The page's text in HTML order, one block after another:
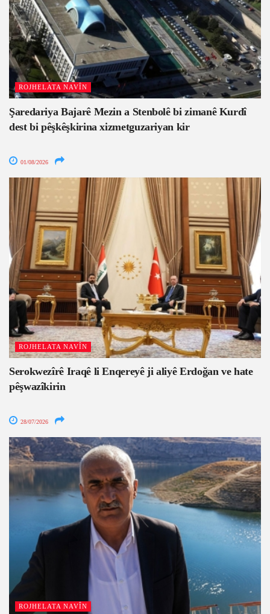
ROJHELATA NAVÎN
Şaredariya Bajarê Mezin a Stenbolê bi zimanê Kurdî
dest bi pêşkêşkirina xizmetguzariyan kir
01/08/2026
ROJHELATA NAVÎN
Serokwezîrê Iraqê li Enqereyê ji aliyê Erdoğan ve hate
pêşwazîkirin
28/07/2026
ROJHELATA NAVÎN